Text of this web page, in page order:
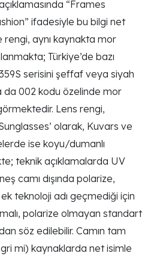
“Frames
ifadesiyle bu bilgi net
rengi, aynı kaynakta mor
Türkiye’de bazı
serisini şeffaf veya siyah
da 002 kodu özelinde mor
Lens rengi,
olarak, Kuvars ve
ise koyu/dumanlı
teknik açıklamalarda UV
camı dışında polarize,
teknoloji adı geçmediği için
polarize olmayan standart
söz edilebilir. Camın tam
mi) kaynaklarda net isimle